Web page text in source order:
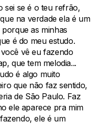
sei se é o teu refrão,
na verdade ela é um
as minhas
é do meu estudo.
vê eu fazendo
que tem melodia...
é algo muito
que não faz sentido,
de São Paulo. Faz
ele aparece pra mim
ele é um